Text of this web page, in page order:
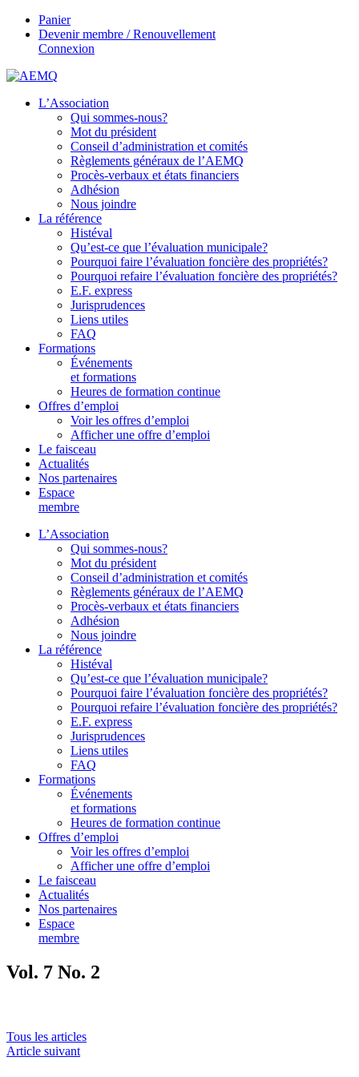
Panier
Devenir membre / Renouvellement
Connexion
L’Association
Qui sommes-nous?
Mot du président
Conseil d’administration et comités
Règlements généraux de l’AEMQ
Procès-verbaux et états financiers
Adhésion
Nous joindre
La référence
Histéval
Qu’est-ce que l’évaluation municipale?
Pourquoi faire l’évaluation foncière des propriétés?
Pourquoi refaire l’évaluation foncière des propriétés?
E.F. express
Jurisprudences
Liens utiles
FAQ
Formations
Événements
et formations
Heures de formation continue
Offres d’emploi
Voir les offres d’emploi
Afficher une offre d’emploi
Le faisceau
Actualités
Nos partenaires
Espace
membre
L’Association
Qui sommes-nous?
Mot du président
Conseil d’administration et comités
Règlements généraux de l’AEMQ
Procès-verbaux et états financiers
Adhésion
Nous joindre
La référence
Histéval
Qu’est-ce que l’évaluation municipale?
Pourquoi faire l’évaluation foncière des propriétés?
Pourquoi refaire l’évaluation foncière des propriétés?
E.F. express
Jurisprudences
Liens utiles
FAQ
Formations
Événements
et formations
Heures de formation continue
Offres d’emploi
Voir les offres d’emploi
Afficher une offre d’emploi
Le faisceau
Actualités
Nos partenaires
Espace
membre
Vol. 7 No. 2
Tous les articles
Article suivant